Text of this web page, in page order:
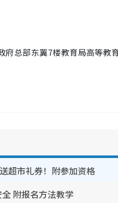
府总部东翼7楼教育局高等教
超市礼券！附参加资格
附报名方法教学